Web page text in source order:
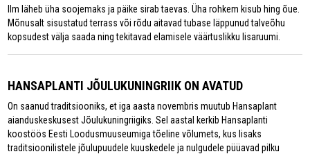
Ilm läheb üha soojemaks ja päike sirab taevas. Üha rohkem kisub hing õue.
Mõnusalt sisustatud terrass või rõdu aitavad tubase läppunud talveõhu
kopsudest välja saada ning tekitavad elamisele väärtuslikku lisaruumi.
HANSAPLANTI JÕULUKUNINGRIIK ON AVATUD
On saanud traditsiooniks, et iga aasta novembris muutub Hansaplant
aianduskeskusest Jõulukuningriigiks. Sel aastal kerkib Hansaplanti
koostöös Eesti Loodusmuuseumiga tõeline võlumets, kus lisaks
traditsioonilistele jõulupuudele kuuskedele ja nulgudele püüavad pilku